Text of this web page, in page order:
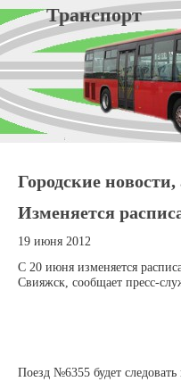
Городские
Изменяется
19 июня 2012
С 20 июня изменяется
Свияжск, сообщает пресс-
Поезд №6355 будет